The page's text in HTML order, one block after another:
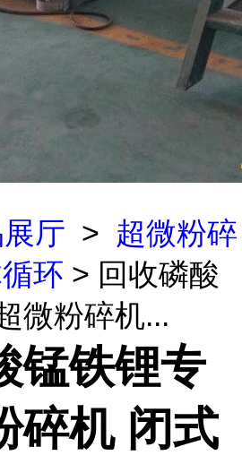
厅 > 超微粉碎
环 > 回收磷酸
微粉碎机...
锰铁锂专
碎机 闭式